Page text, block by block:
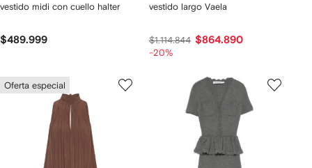
vestido midi con cuello halter
$489.999
vestido largo Vaela
$1.114.844 $864.890
-20%
Oferta especial